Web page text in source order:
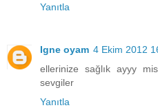
Yanıtla
Igne oyam 4 Ekim 2012
ellerinize sağlık ayyy
sevgiler
Yanıtla